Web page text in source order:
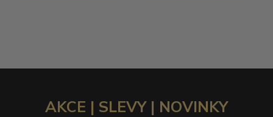
AKCE | SLEVY | NOVINKY